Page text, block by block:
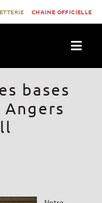
CHAINE OFFICIELLE
bases